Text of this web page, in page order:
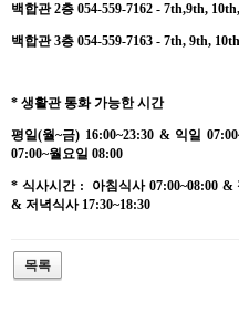
백합관 2층 054-559-7162 - 7th,9th,
백합관 3층 054-559-7163 - 7th, 9th,
* 생활관 통화 가능한 시간
평일(월~금) 16:00~23:30 & 익일
07:00~월요일 08:00
* 식사시간 : 아침식사 07:00~08:00 &
& 저녁식사 17:30~18:30